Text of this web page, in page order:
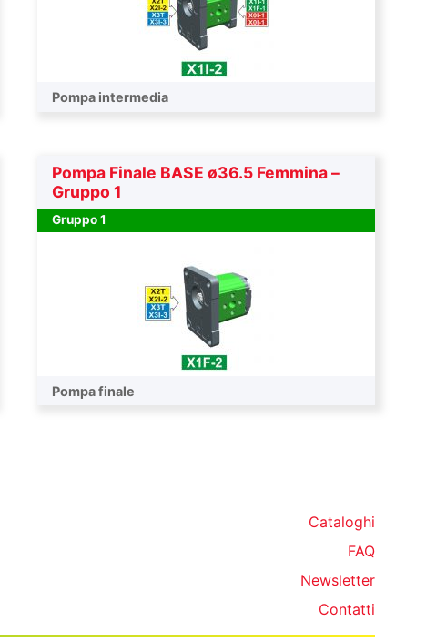
Pompa intermedia
Pompa Finale BASE ø36.5 Femmina –
Gruppo 1
Gruppo 1
Pompa finale
Cataloghi
FAQ
Newsletter
Contatti